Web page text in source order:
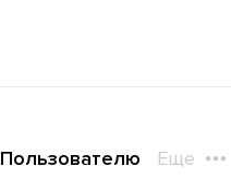
Пользователю Еще